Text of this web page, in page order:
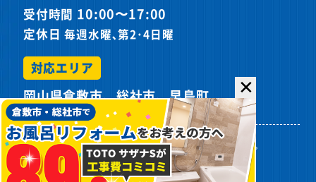
受付時間 10:00〜17:00
定休日毎週水曜､第2･4日曜
対応エリア
岡山県倉敷市、総社市、早島町
プライバシーポリシー サイトマップ
✕